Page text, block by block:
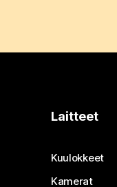
Laitteet
Kuulokkeet
Kamerat